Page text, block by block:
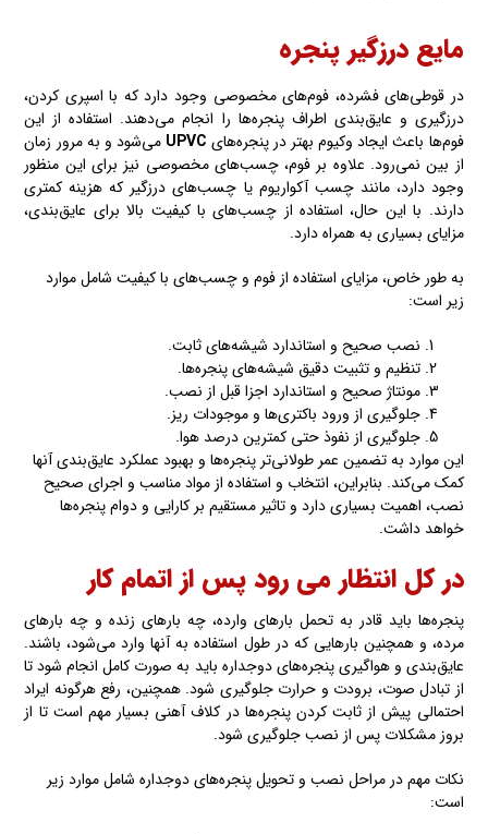
مایع درزگیر پنجره
در قوطی‌های فشرده، فوم‌های مخصوصی وجود دارد که با اسپری کردن،
درزگیری و عایق‌بندی اطراف پنجره‌ها را انجام می‌دهند. استفاده از این
فوم‌ها باعث ایجاد وکیوم بهتر در پنجره‌های UPVC می‌شود و به مرور زمان
از بین نمی‌رود. علاوه بر فوم، چسب‌های مخصوصی نیز برای این منظور
وجود دارد، مانند چسب آکواریوم یا چسب‌های درزگیر که هزینه کمتری
دارند. با این حال، استفاده از چسب‌های با کیفیت بالا برای عایق‌بندی،
مزایای بسیاری به همراه دارد.
به طور خاص، مزایای استفاده از فوم و چسب‌های با کیفیت شامل موارد
زیر است:
نصب صحیح و استاندارد شیشه‌های ثابت.
تنظیم و تثبیت دقیق شیشه‌های پنجره‌ها.
مونتاژ صحیح و استاندارد اجزا قبل از نصب.
جلوگیری از ورود باکتری‌ها و موجودات ریز.
جلوگیری از نفوذ حتی کمترین درصد هوا.
این موارد به تضمین عمر طولانی‌تر پنجره‌ها و بهبود عملکرد عایق‌بندی آنها
کمک می‌کند. بنابراین، انتخاب و استفاده از مواد مناسب و اجرای صحیح
نصب، اهمیت بسیاری دارد و تاثیر مستقیم بر کارایی و دوام پنجره‌ها
خواهد داشت.
در کل انتظار می رود پس از اتمام کار
پنجره‌ها باید قادر به تحمل بارهای وارده، چه بارهای زنده و چه بارهای
مرده، و همچنین بارهایی که در طول استفاده به آنها وارد می‌شود، باشند.
عایق‌بندی و هواگیری پنجره‌های دوجداره باید به صورت کامل انجام شود تا
از تبادل صوت، برودت و حرارت جلوگیری شود. همچنین، رفع هرگونه ایراد
احتمالی پیش از ثابت کردن پنجره‌ها در کلاف آهنی بسیار مهم است تا از
بروز مشکلات پس از نصب جلوگیری شود.
نکات مهم در مراحل نصب و تحویل پنجره‌های دوجداره شامل موارد زیر
است: